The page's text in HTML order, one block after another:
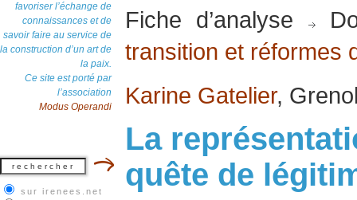
favoriser l’échange de
connaissances et de
savoir faire au service de
la construction d’un art de
la paix.
Ce site est porté par
l’association
Modus Operandi
sur irenees.net
Fiche d’analyse
transition et réformes
Karine Gatelier,
La
quête de